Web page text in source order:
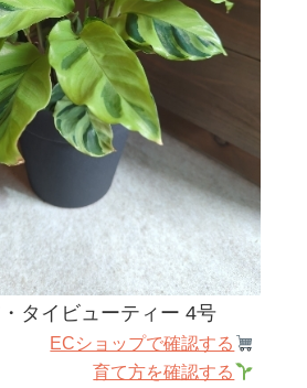
タイビューティー 4号
ECショップで確認する
育て方を確認する